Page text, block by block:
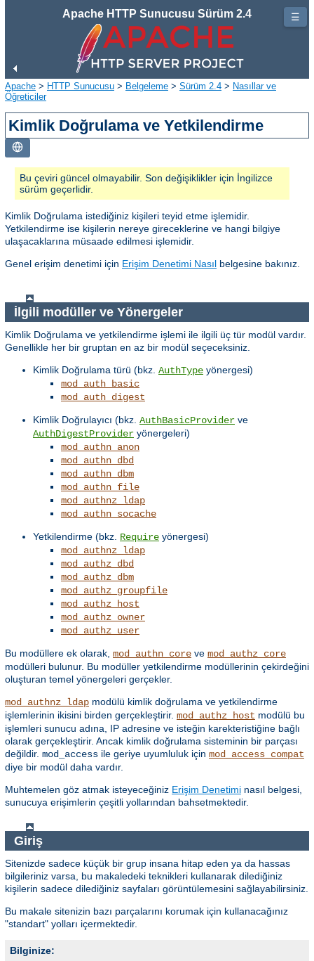
Apache HTTP Sunucusu Sürüm 2.4
Apache > HTTP Sunucusu > Belgeleme > Sürüm 2.4 > Nasıllar ve
Öğreticiler
Kimlik Doğrulama ve Yetkilendirme
Bu çeviri güncel olmayabilir. Son değişiklikler için İngilizce
sürüm geçerlidir.
Kimlik Doğrulama istediğiniz kişileri teyid etme işlemidir.
Yetkilendirme ise kişilerin nereye gireceklerine ve hangi bilgiye
ulaşacaklarına müsaade edilmesi işlemidir.
Genel erişim denetimi için Erişim Denetimi Nasıl belgesine bakınız.
İlgili modüller ve Yönergeler
Kimlik Doğrulama ve yetkilendirme işlemi ile ilgili üç tür modül vardır.
Genellikle her bir gruptan en az bir modül seçeceksiniz.
Kimlik Doğrulama türü (bkz. AuthType yönergesi)
mod_auth_basic
mod_auth_digest
Kimlik Doğrulayıcı (bkz. AuthBasicProvider ve
AuthDigestProvider yönergeleri)
mod_authn_anon
mod_authn_dbd
mod_authn_dbm
mod_authn_file
mod_authnz_ldap
mod_authn_socache
Yetkilendirme (bkz. Require yönergesi)
mod_authnz_ldap
mod_authz_dbd
mod_authz_dbm
mod_authz_groupfile
mod_authz_host
mod_authz_owner
mod_authz_user
Bu modüllere ek olarak, mod_authn_core ve mod_authz_core
modülleri bulunur. Bu modüller yetkilendirme modüllerinin çekirdeğini
oluşturan temel yönergeleri gerçekler.
mod_authnz_ldap modülü kimlik doğrulama ve yetkilendirme
işlemlerinin ikisini birden gerçekleştirir. mod_authz_host modülü bu
işlemleri sunucu adına, IP adresine ve isteğin karekteristiğine bağlı
olarak gerçekleştirir. Ancak kimlik doğrulama sisteminin bir parçası
değildir. mod_access ile geriye uyumluluk için mod_access_compat
diye bir modül daha vardır.
Muhtemelen göz atmak isteyeceğiniz Erişim Denetimi nasıl belgesi,
sunucuya erişimlerin çeşitli yollarından bahsetmektedir.
Giriş
Sitenizde sadece küçük bir grup insana hitap eden ya da hassas
bilgileriniz varsa, bu makaledeki teknikleri kullanarak dilediğiniz
kişilerin sadece dilediğiniz sayfaları görüntülemesini sağlayabilirsiniz.
Bu makale sitenizin bazı parçalarını korumak için kullanacağınız
"standart" yolları içermektedir.
Bilginize:
☰